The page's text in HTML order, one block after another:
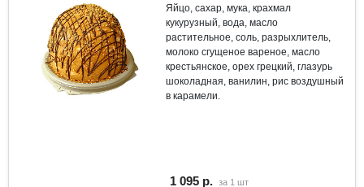
Яйцо, сахар, мука, крахмал
кукурузный, вода, масло
растительное, соль, разрыхлитель,
молоко сгущеное вареное, масло
крестьянское, орех грецкий, глазурь
шоколадная, ванилин, рис воздушный
в карамели.
1 095 р. за 1 шт